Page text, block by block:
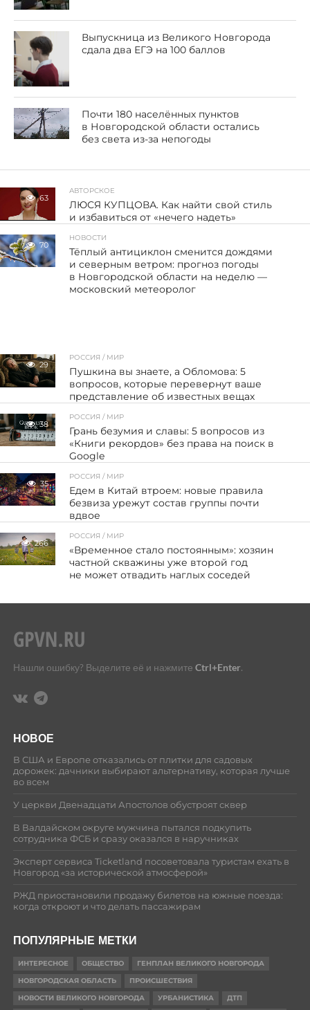
Выпускница из Великого Новгорода
сдала два ЕГЭ на 100 баллов
Почти 180 населённых пунктов
в Новгородской области остались
без света из-за непогоды
63
АВТОРСКОЕ
ЛЮСЯ КУПЦОВА. Как найти свой стиль
и избавиться от «нечего надеть»
70
НОВОСТИ
Тёплый антициклон сменится дождями
и северным ветром: прогноз погоды
в Новгородской области на неделю —
московский метеоролог
29
РОССИЯ / МИР
Пушкина вы знаете, а Обломова: 5
вопросов, которые перевернут ваше
представление об известных вещах
38
РОССИЯ / МИР
Грань безумия и славы: 5 вопросов из
«Книги рекордов» без права на поиск в
Google
35
РОССИЯ / МИР
Едем в Китай втроем: новые правила
безвиза урежут состав группы почти
вдвое
266
РОССИЯ / МИР
«Временное стало постоянным»: хозяин
частной скважины уже второй год
не может отвадить наглых соседей
Нашли ошибку? Выделите её и нажмите Ctrl+Enter.
НОВОЕ
В США и Европе отказались от плитки для садовых
дорожек: дачники выбирают альтернативу, которая лучше
во всем
У церкви Двенадцати Апостолов обустроят сквер
В Валдайском округе мужчина пытался подкупить
сотрудника ФСБ и сразу оказался в наручниках
Эксперт сервиса Ticketland посоветовала туристам ехать в
Новгород «за исторической атмосферой»
РЖД приостановили продажу билетов на южные поезда:
когда откроют и что делать пассажирам
ПОПУЛЯРНЫЕ МЕТКИ
ИНТЕРЕСНОЕ ОБЩЕСТВО
ГЕНПЛАН ВЕЛИКОГО НОВГОРОДА
НОВГОРОДСКАЯ ОБЛАСТЬ
ПРОИСШЕСТВИЯ
НОВОСТИ ВЕЛИКОГО НОВГОРОДА
УРБАНИСТИКА ДТП